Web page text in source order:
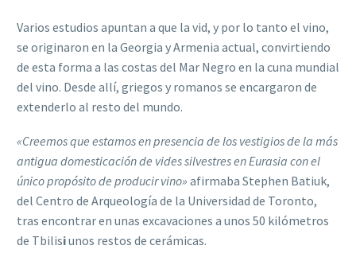
Varios estudios apuntan a que la vid, y por lo tanto el vino,
se originaron en la Georgia y Armenia actual, convirtiendo
de esta forma a las costas del Mar Negro en la cuna mundial
del vino. Desde allí, griegos y romanos se encargaron de
extenderlo al resto del mundo.
«Creemos que estamos en presencia de los vestigios de la más
antigua domesticación de vides silvestres en Eurasia con el
único propósito de producir vino» afirmaba Stephen Batiuk,
del Centro de Arqueología de la Universidad de Toronto,
tras encontrar en unas excavaciones a unos 50 kilómetros
de Tbilisiunos restos de cerámicas.